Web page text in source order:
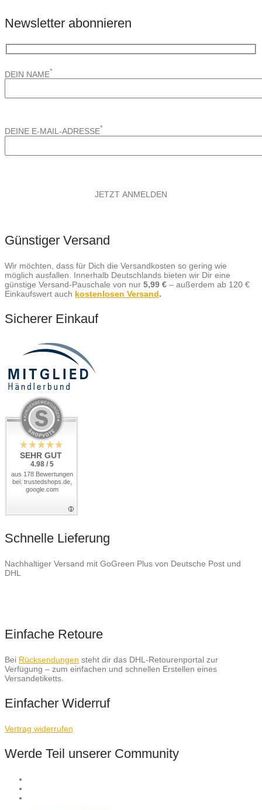
Newsletter abonnieren
DEIN NAME*
DEINE E-MAIL-ADRESSE*
Günstiger Versand
Wir möchten, dass für Dich die Versandkosten so gering wie
möglich ausfallen. Innerhalb Deutschlands bieten wir Dir eine
günstige Versand-Pauschale von nur 5,99 € – außerdem ab 120 €
Einkaufswert auch kostenlosen Versand.
Sicherer Einkauf
SEHR GUT
4.98 / 5
aus 178 Bewertungen
bei: trustedshops.de,
google.com
Schnelle Lieferung
Nachhaltiger Versand mit GoGreen Plus von Deutsche Post und
DHL
Einfache Retoure
Bei Rücksendungen steht dir das DHL-Retourenportal zur
Verfügung – zum einfachen und schnellen Erstellen eines
Versandetiketts.
Einfacher Widerruf
Vertrag widerrufen
Werde Teil unserer Community